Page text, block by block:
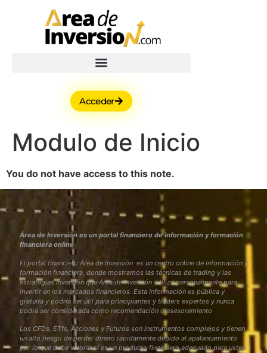
Acceder
Modulo de Inicio
You do not have access to this note.
Área de Inversión es un portal financiero de información y formación
financiera online
El portal financiero Área de Inversión es un centro online de información y
formación financiera, donde mostramos las técnicas de trading y las
estrategias inversión que Área de Inversión utiliza personalmente para
invertir en los mercados financieros. Esta Información es pública y
gratuita y podría ser útil para principiantes y traders expertos y nunca
podrá ser considerada como recomendación o asesoramiento
Los CFDs, ETfs, Acciones y Futuros son instrumentos complejos y tienen
un alto riesgo de perder dinero rápidamente debido al apalancamiento
por lo que debe valorar si es un producto financiero adecuado para usted